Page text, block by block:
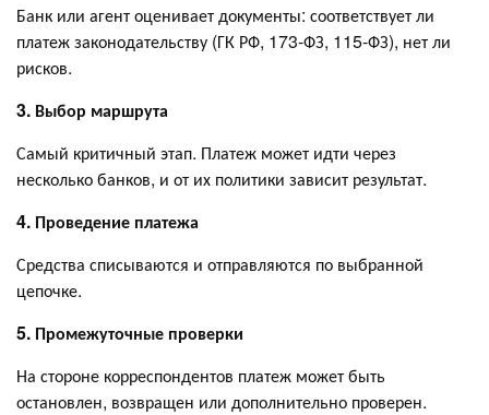
Банк или агент оценивает документы: соответствует ли
платеж законодательству (ГК РФ, 173-ФЗ, 115-ФЗ), нет ли
рисков.
3. Выбор маршрута
Самый критичный этап. Платеж может идти через
несколько банков, и от их политики зависит результат.
4. Проведение платежа
Средства списываются и отправляются по выбранной
цепочке.
5. Промежуточные проверки
На стороне корреспондентов платеж может быть
остановлен, возвращен или дополнительно проверен.